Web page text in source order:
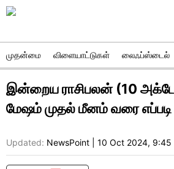
முதன்மை விளையாட்டுகள் லைஃப்ஸ்டைல்
இன்றைய ராசிபலன் (10
மேஷம் முதல் மீனம் வரை எப்படி
Updated: NewsPoint 10 Oct 2024, 9:45